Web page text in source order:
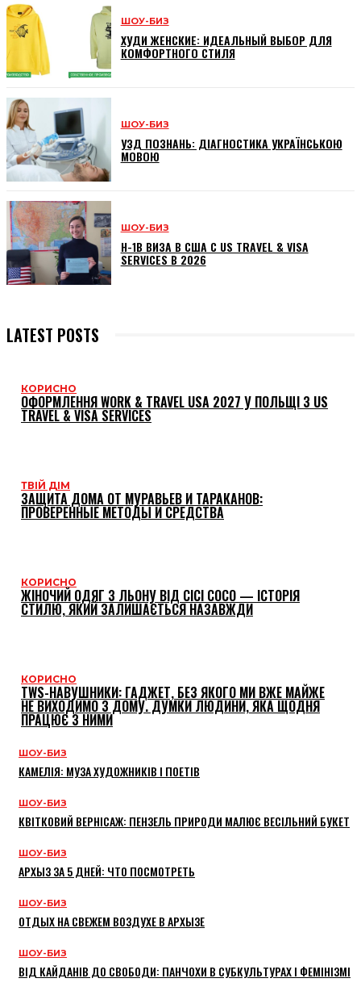
ШОУ-БИЗ
ХУДИ ЖЕНСКИЕ: ИДЕАЛЬНЫЙ ВЫБОР ДЛЯ
КОМФОРТНОГО СТИЛЯ
ШОУ-БИЗ
УЗД ПОЗНАНЬ: ДІАГНОСТИКА УКРАЇНСЬКОЮ
МОВОЮ
ШОУ-БИЗ
H-1B ВИЗА В США С US TRAVEL & VISA
SERVICES В 2026
LATEST POSTS
КОРИСНО
ОФОРМЛЕННЯ WORK & TRAVEL USA 2027 У ПОЛЬЩІ З US
TRAVEL & VISA SERVICES
ТВІЙ ДІМ
ЗАЩИТА ДОМА ОТ МУРАВЬЕВ И ТАРАКАНОВ:
ПРОВЕРЕННЫЕ МЕТОДЫ И СРЕДСТВА
КОРИСНО
ЖІНОЧИЙ ОДЯГ З ЛЬОНУ ВІД CICI COCO — ІСТОРІЯ
СТИЛЮ, ЯКИЙ ЗАЛИШАЄТЬСЯ НАЗАВЖДИ
КОРИСНО
TWS-НАВУШНИКИ: ГАДЖЕТ, БЕЗ ЯКОГО МИ ВЖЕ МАЙЖЕ
НЕ ВИХОДИМО З ДОМУ. ДУМКИ ЛЮДИНИ, ЯКА ЩОДНЯ
ПРАЦЮЄ З НИМИ
ШОУ-БИЗ
КАМЕЛІЯ: МУЗА ХУДОЖНИКІВ І ПОЕТІВ
ШОУ-БИЗ
КВІТКОВИЙ ВЕРНІСАЖ: ПЕНЗЕЛЬ ПРИРОДИ МАЛЮЄ ВЕСІЛЬНИЙ БУКЕТ
ШОУ-БИЗ
АРХЫЗ ЗА 5 ДНЕЙ: ЧТО ПОСМОТРЕТЬ
ШОУ-БИЗ
ОТДЫХ НА СВЕЖЕМ ВОЗДУХЕ В АРХЫЗЕ
ШОУ-БИЗ
ВІД КАЙДАНІВ ДО СВОБОДИ: ПАНЧОХИ В СУБКУЛЬТУРАХ І ФЕМІНІЗМІ